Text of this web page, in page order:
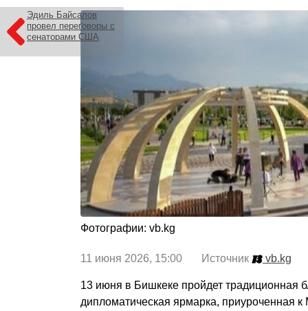
Эдиль Байсалов
провел переговоры с
сенаторами США
Фотографии: vb.kg
11 июня 2026, 15:00 Источник vb.kg
13 июня в Бишкеке пройдет традиционная
дипломатическая ярмарка, приуроченная